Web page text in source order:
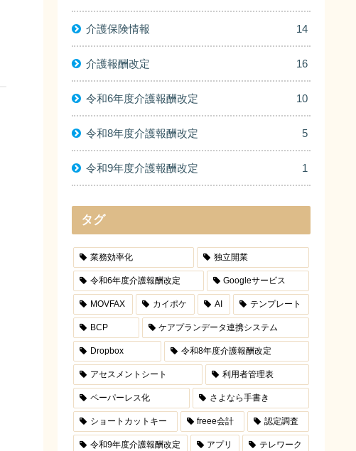
介護保険情報 14
介護報酬改定 16
令和6年度介護報酬改定 10
令和8年度介護報酬改定 5
令和9年度介護報酬改定 1
タグ
業務効率化 独立開業
令和6年度介護報酬改定 Googleサービス
MOVFAX カイポケ AI テンプレート
BCP ケアプランデータ連携システム
Dropbox 令和8年度介護報酬改定
アセスメントシート 利用者管理表
ペーパーレス化 さよなら手書き
ショートカットキー freee会計 認定調査
令和9年度介護報酬改定 アプリ テレワーク